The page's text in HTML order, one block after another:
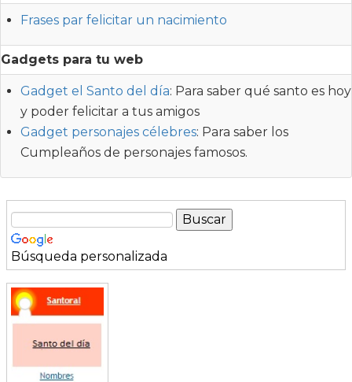
Frases par felicitar un nacimiento
Gadgets para tu web
Gadget el Santo del día: Para saber qué santo es hoy
y poder felicitar a tus amigos
Gadget personajes célebres: Para saber los
Cumpleaños de personajes famosos.
Búsqueda personalizada